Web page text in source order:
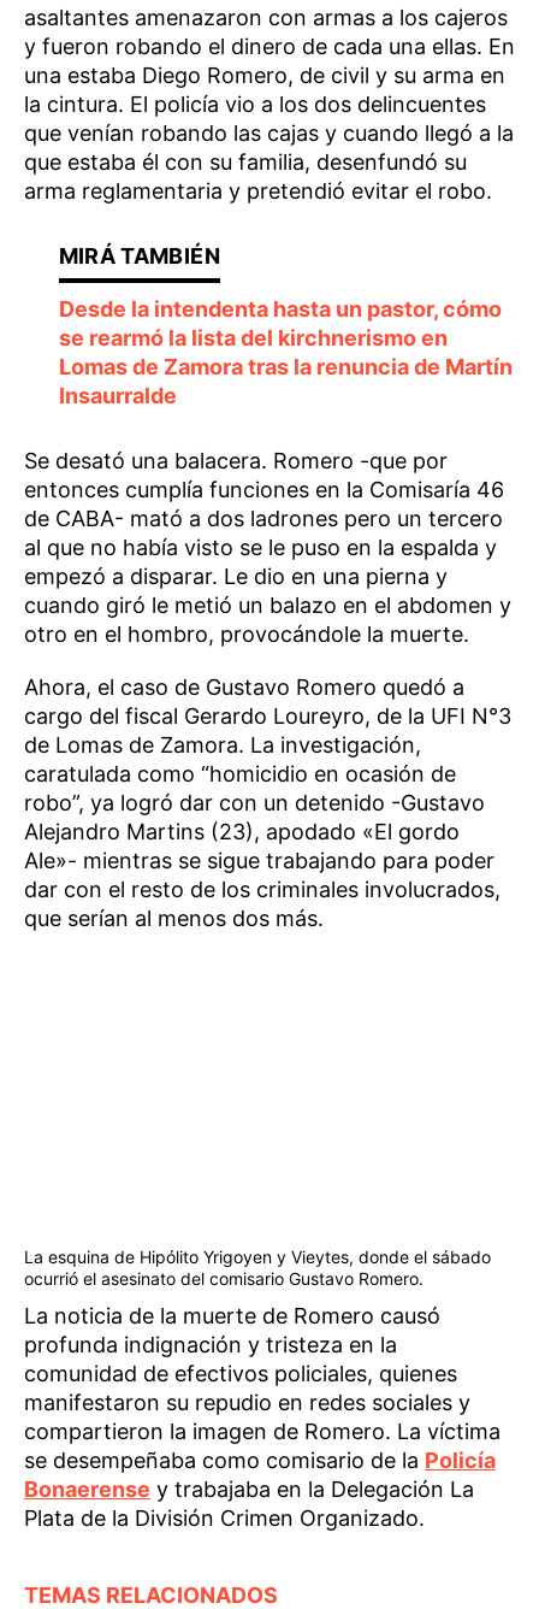
asaltantes amenazaron con armas a los cajeros
y fueron robando el dinero de cada una ellas. En
una estaba Diego Romero, de civil y su arma en
la cintura. El policía vio a los dos delincuentes
que venían robando las cajas y cuando llegó a la
que estaba él con su familia, desenfundó su
arma reglamentaria y pretendió evitar el robo.
Desde la intendenta hasta un pastor, cómo
se rearmó la lista del kirchnerismo en
Lomas de Zamora tras la renuncia de Martín
Insaurralde
Se desató una balacera. Romero -que por
entonces cumplía funciones en la Comisaría 46
de CABA- mató a dos ladrones pero un tercero
al que no había visto se le puso en la espalda y
empezó a disparar. Le dio en una pierna y
cuando giró le metió un balazo en el abdomen y
otro en el hombro, provocándole la muerte.
Ahora, el caso de Gustavo Romero quedó a
cargo del fiscal Gerardo Loureyro, de la UFI N°3
de Lomas de Zamora. La investigación,
caratulada como “homicidio en ocasión de
robo”, ya logró dar con un detenido -Gustavo
Alejandro Martins (23), apodado «El gordo
Ale»- mientras se sigue trabajando para poder
dar con el resto de los criminales involucrados,
que serían al menos dos más.
La esquina de Hipólito Yrigoyen y Vieytes, donde el sábado
ocurrió el asesinato del comisario Gustavo Romero.
La noticia de la muerte de Romero causó
profunda indignación y tristeza en la
comunidad de efectivos policiales, quienes
manifestaron su repudio en redes sociales y
compartieron la imagen de Romero. La víctima
se desempeñaba como comisario de la Policía
Bonaerense y trabajaba en la Delegación La
Plata de la División Crimen Organizado.
TEMAS RELACIONADOS